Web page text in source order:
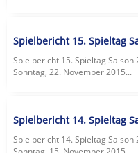
Spielbericht 15. Spieltag
Spielbericht 15. Spieltag
Sonntag, 22. November 2015...
Spielbericht 14. Spieltag
Spielbericht 14. Spieltag